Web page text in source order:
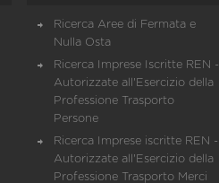
Ricerca Aree di Fermata e
Nulla Osta
Ricerca Imprese Iscritte REN -
Autorizzate all'Esercizio della
Professione Trasporto
Persone
Ricerca Imprese iscritte REN -
Autorizzate all'Esercizio della
Professione Trasporto Merci